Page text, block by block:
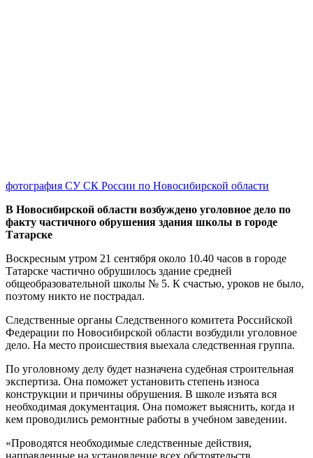
фотография СУ СК России по Новосибирской области
В Новосибирской области возбуждено уголовное дело по
факту частичного обрушения здания школы в городе
Татарске
Воскресным утром 21 сентября около 10.40 часов в городе
Татарске частично обрушилось здание средней
общеобразовательной школы № 5. К счастью, уроков не было,
поэтому никто не пострадал.
Следственные органы Следственного комитета Российской
Федерации по Новосибирской области возбудили уголовное
дело. На место происшествия выехала следственная группа.
По уголовному делу будет назначена судебная строительная
экспертиза. Она поможет установить степень износа
конструкции и причины обрушения. В школе изъята вся
необходимая документация. Она поможет выяснить, когда и
кем проводились ремонтные работы в учебном заведении.
«Проводятся необходимые следственные действия,